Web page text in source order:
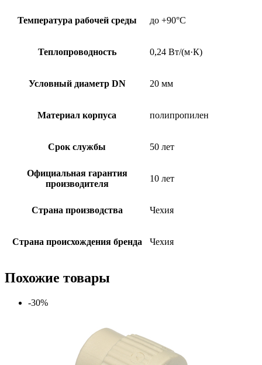
Температура рабочей среды до +90°C
Теплопроводность 0,24 Вт/(м·К)
Условный диаметр DN 20 мм
Материал корпуса полипропилен
Срок службы 50 лет
Официальная гарантия
производителя
10 лет
Страна производства Чехия
Страна происхождения бренда Чехия
Похожие товары
-30%